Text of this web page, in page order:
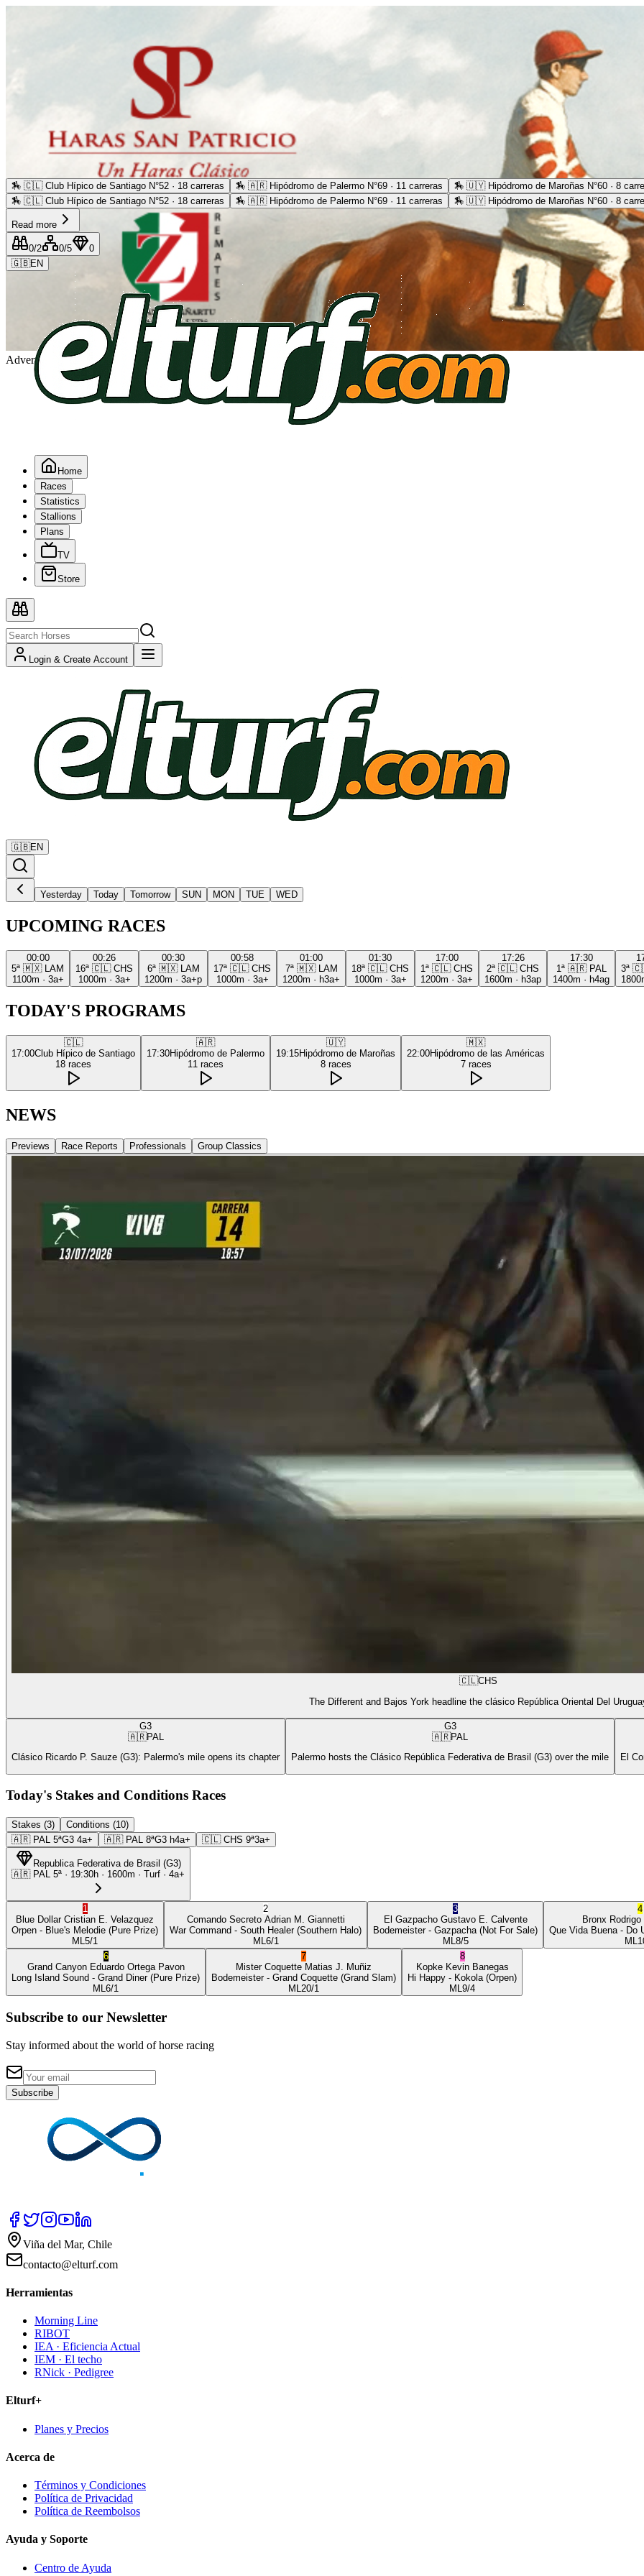
Advertising
🏇 🇨🇱 Club Hípico de Santiago N°52 · 18 carreras 🏇 🇦🇷 Hipódromo de Palermo N°69 · 11 carreras 🏇 🇺🇾 Hipódromo de Maroñas N°60 · 8
🏇 🇨🇱 Club Hípico de Santiago N°52 · 18 carreras 🏇 🇦🇷 Hipódromo de Palermo N°69 · 11 carreras 🏇 🇺🇾 Hipódromo de Maroñas N°60 · 8
Read more
0/2 0/5
0
🇬🇧EN
Home
Races
Statistics
Stallions
Plans
TV
Store
Login & Create Account
🇬🇧EN
Yesterday Today Tomorrow SUN MON TUE WED
UPCOMING RACES
00:00
5ª 🇲🇽
LAM
1100m · 3a+
00:26
16ª 🇨🇱 CHS
1000m · 3a+
00:30
6ª 🇲🇽
LAM
1200m · 3a+p
00:58
17ª 🇨🇱 CHS
1000m · 3a+
01:00
7ª 🇲🇽
LAM
1200m · h3a+
01:30
18ª 🇨🇱 CHS
1000m · 3a+
17:00
1ª 🇨🇱 CHS
1200m · 3a+
17:26
2ª 🇨🇱 CHS
1600m · h3ap
17:30
1ª 🇦🇷 PAL
1400m · h4ag
3ª
TODAY'S PROGRAMS
🇨🇱
17:00Club Hípico de Santiago
18 races
🇦🇷
17:30Hipódromo de Palermo
11 races
🇺🇾
19:15Hipódromo de Maroñas
8 races
🇲🇽
22:00Hipódromo de las Américas
7 races
NEWS
Previews Race Reports Professionals Group Classics
🇨🇱CHS
The Different and Bajos York headline the clásico República Oriental Del
G3
🇦🇷PAL
Clásico Ricardo P. Sauze (G3): Palermo's mile opens its chapter
G3
🇦🇷PAL
Palermo hosts the Clásico República Federativa de Brasil (G3) over the mile
El
Today's Stakes and Conditions Races
Stakes (3)
Conditions (10)
🇦🇷 PAL 5ªG3 4a+ 🇦🇷 PAL 8ªG3 h4a+ 🇨🇱 CHS 9ª3a+
Republica Federativa de Brasil (G3)
🇦🇷 PAL 5ª · 19:30h · 1600m · Turf · 4a+
1
Blue Dollar Cristian E. Velazquez
Orpen - Blue's Melodie (Pure Prize)
ML5/1
2
Comando Secreto Adrian M. Giannetti
War Command - South Healer(Southern Halo)
ML6/1
3
El Gazpacho Gustavo E. Calvente
Bodemeister- Gazpacha(Not For Sale)
ML8/5
4
Bronx
Que Vida Buena- Do
ML
6
Grand Canyon Eduardo Ortega Pavon
Long Island Sound - Grand Diner(Pure Prize)
ML6/1
7
Mister Coquette Matias J. Muñiz
Bodemeister- Grand Coquette (Grand Slam)
ML20/1
8
Kopke Kevin Banegas
Hi Happy - Kokola(Orpen)
ML9/4
Subscribe to our Newsletter
Stay informed about the world of horse racing
Subscribe
Viña del Mar, Chile
contacto@elturf.com
Herramientas
Morning Line
RIBOT
IEA · Eficiencia Actual
IEM · El techo
RNick · Pedigree
Elturf+
Planes y Precios
Acerca de
Términos y Condiciones
Política de Privacidad
Política de Reembolsos
Ayuda y Soporte
Centro de Ayuda